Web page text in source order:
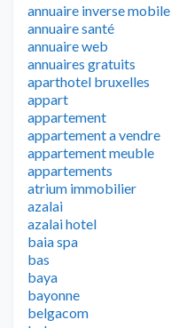
annuaire inverse mobile
annuaire santé
annuaire web
annuaires gratuits
aparthotel bruxelles
appart
appartement
appartement a vendre
appartement meuble
appartements
atrium immobilier
azalai
azalai hotel
baia spa
bas
baya
bayonne
belgacom